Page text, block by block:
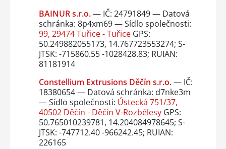
BAINUR s.r.o.— IČ: 24791849 — Datová
schránka: 8p4xm69 — Sídlo společnosti:
99, 29474 Tuřice - TuřiceGPS:
50.249882055173, 14.767723553274; S-
JTSK: -715860.55 -1028428.83; RUIAN:
81181914
Constellium Extrusions Děčín s.r.o.— IČ:
18380654 — Datová schránka: d7nke3m
— Sídlo společnosti: Ústecká 751/37,
40502 Děčín - Děčín V-RozbělesyGPS:
50.765010239781, 14.204084978645; S-
JTSK: -747712.40 -966242.45; RUIAN:
226165